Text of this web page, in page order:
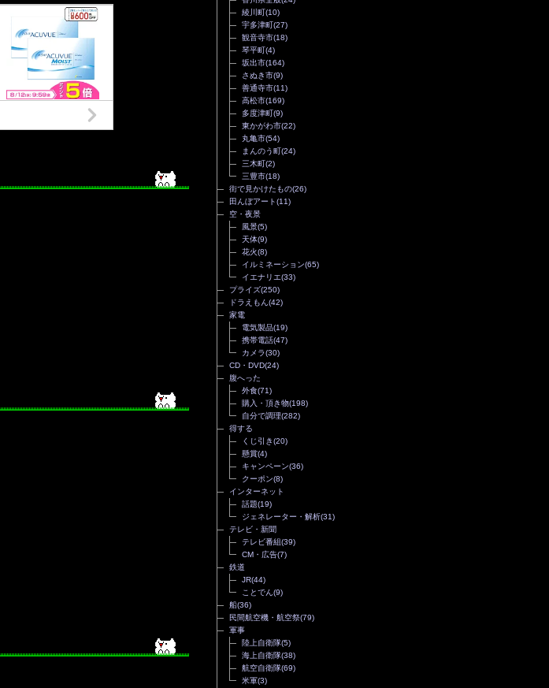
綾川町(10)
宇多津町(27)
観音寺市(18)
琴平町(4)
坂出市(164)
さぬき市(9)
善通寺市(11)
高松市(169)
多度津町(9)
東かがわ市(22)
丸亀市(54)
まんのう町(24)
三木町(2)
三豊市(18)
街で見かけたもの(26)
田んぼアート(11)
空・夜景
風景(5)
天体(9)
花火(8)
イルミネーション(65)
イエナリエ(33)
プライズ(250)
ドラえもん(42)
家電
電気製品(19)
携帯電話(47)
カメラ(30)
CD・DVD(24)
腹へった
外食(71)
購入・頂き物(198)
自分で調理(282)
得する
くじ引き(20)
懸賞(4)
キャンペーン(36)
クーポン(8)
インターネット
話題(19)
ジェネレーター・解析(31)
テレビ・新聞
テレビ番組(39)
CM・広告(7)
鉄道
JR(44)
ことでん(9)
船(36)
民間航空機・航空祭(79)
軍事
陸上自衛隊(5)
海上自衛隊(38)
航空自衛隊(69)
米軍(3)